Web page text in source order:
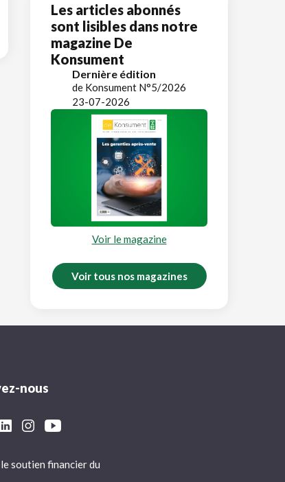
Les articles abonnés
sont lisibles dans notre
magazine De
Konsument
Dernière édition
de Konsument N°5/2026
23-07-2026
Voir le magazine
Voir tous nos magazines
nous
soutien financier du